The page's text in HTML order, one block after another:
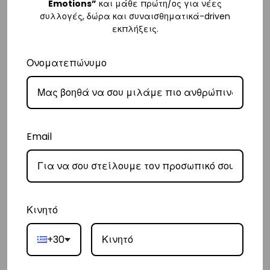
αποστολής στα€3.
– Η συνεργαζόμενη εταιρεία ταχυμεταφορών,
– Οι χρόνοι παράδοσης συνήθως κυμαίνονται από 1-3 εργάσιμες
ημέρες.
– Προσφέρουμε επίσης αντικαταβολή για παραγγελίες σε όλη την
Κύπρος
– Τα έξοδα αποστολής για Κύπρο είναι στα€16.
– Η συνεργαζόμενη εταιρεία ταχυμεταφορών,Aramex, θα αναλάβει
– Οι χρόνοι παράδοσης κυμαίνονται συνήθως από 2-7 εργάσιμες
ημέρες.
Emotions” και μάθε πρώτη/ος για νέες
συλλογές, δώρα και συναισθηματικά-driven
εκπλήξεις.
Ονοματεπώνυμο
Email
Κινητό
+30